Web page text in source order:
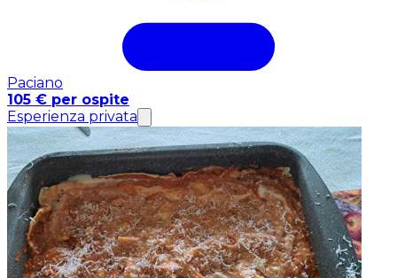
Paciano
105 € per ospite
Esperienza privata